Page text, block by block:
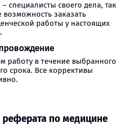
специалисты своего дела, так
возможность заказать
работы у настоящих
работу в течение выбранного
срока. Все коррективы
реферата по медицине